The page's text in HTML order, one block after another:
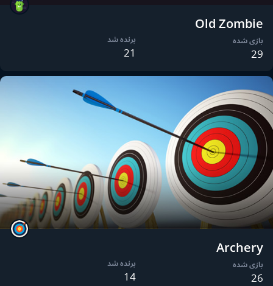
Old Zombie
بازی شده
29
برنده شد
21
Archery
بازی شده
26
برنده شد
14